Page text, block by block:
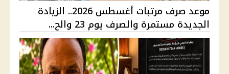
موعد صرف مرتبات أغسطس 2026.. الزيادة
الجديدة مستمرة والصرف يوم 23 والح...